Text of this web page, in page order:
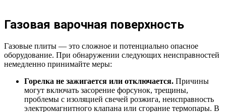
Газовая варочная поверхность
Газовые плиты — это сложное и потенциально опасное
оборудование. При обнаружении следующих неисправностей
немедленно принимайте меры:
Горелка не зажигается или отключается. Причины
могут включать засорение форсунок, трещины,
проблемы с изоляцией свечей розжига, неисправность
электромагнитного клапана или сгорание термопары. В